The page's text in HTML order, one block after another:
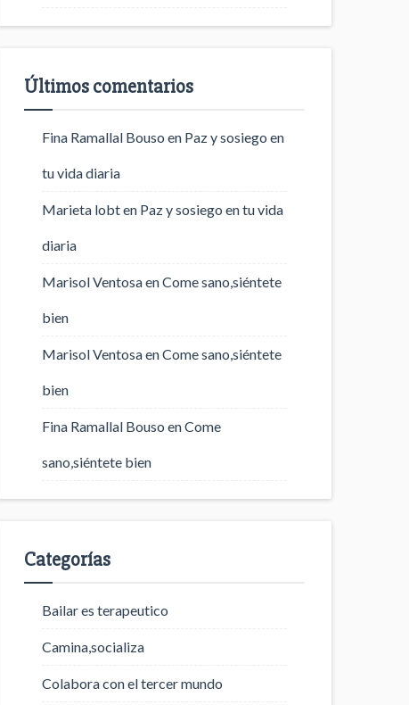
Últimos comentarios
Fina Ramallal Bouso en Paz y sosiego en
tu vida diaria
Marieta lobten Paz y sosiego en tu vida
diaria
Marisol VentosaenCome sano,siéntete
bien
Marisol VentosaenCome sano,siéntete
bien
Fina Ramallal Bouso enCome
sano,siéntete bien
Categorías
Bailar es terapeutico
Camina,socializa
Colabora con el tercer mundo